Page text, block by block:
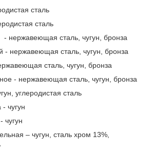
сталь
сталь
- нержавеющая сталь, чугун, бронза
- нержавеющая сталь, чугун, бронза
сталь, чугун, бронза
- нержавеющая сталь, чугун, бронза
углеродистая сталь
чугун
чугун
– чугун, сталь хром 13%,